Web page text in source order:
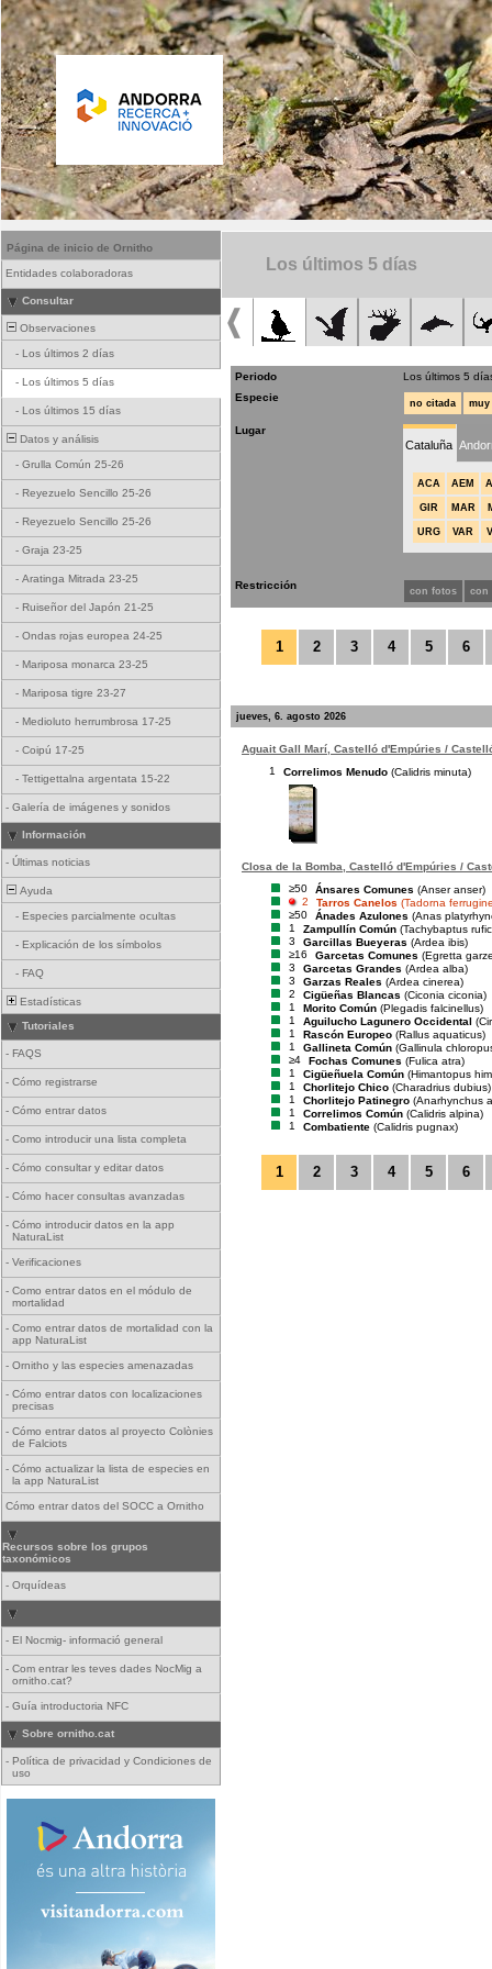
Página de inicio de Ornitho
Entidades colaboradoras
Consultar
Observaciones
- Los últimos 2 días
- Los últimos 5 días
- Los últimos 15 días
Datos y análisis
- Grulla Común 25-26
- Reyezuelo Sencillo 25-26
- Reyezuelo Sencillo 25-26
- Graja 23-25
- Aratinga Mitrada 23-25
- Ruiseñor del Japón 21-25
- Ondas rojas europea 24-25
- Mariposa monarca 23-25
- Mariposa tigre 23-27
- Medioluto herrumbrosa 17-25
- Coipú 17-25
- Tettigettalna argentata 15-22
- Galería de imágenes y sonidos
Información
- Últimas noticias
Ayuda
- Especies parcialmente ocultas
- Explicación de los símbolos
- FAQ
Estadísticas
Tutoriales
- FAQS
- Cómo registrarse
- Cómo entrar datos
- Como introducir una lista completa
- Cómo consultar y editar datos
- Cómo hacer consultas avanzadas
- Cómo introducir datos en la app
NaturaList
- Verificaciones
- Como entrar datos en el módulo de
mortalidad
- Como entrar datos de mortalidad con la
app NaturaList
- Ornitho y las especies amenazadas
- Cómo entrar datos con localizaciones
precisas
- Cómo entrar datos al proyecto Colònies
de Falciots
- Cómo actualizar la lista de especies en
la app NaturaList
Cómo entrar datos del SOCC a Ornitho
Recursos sobre los grupos
taxonómicos
- Orquídeas
- El Nocmig- informació general
- Com entrar les teves dades NocMig a
ornitho.cat?
- Guía introductoria NFC
Sobre ornitho.cat
- Política de privacidad y Condiciones de
uso
Los últimos 5 días
Periodo
Los últimos 5
Especie
no citada muy
Lugar
Cataluña
ACA AEM
GIR MAR
URG VAR
Restricción con fotos con
1 2 3 4 5 6
jueves, 6. agosto 2026
Aguait Gall Marí, Castelló d'Empúries /
1
Correlimos Menudo (Calidris minuta)
Closa de la Bomba, Castelló d'Empúries /
≥50
Ánsares Comunes (Anser anser)
2
Tarros Canelos (Tadorna
≥50
Ánades Azulones (Anas
1
Zampullín Común (Tachybaptus
3
Garcillas Bueyeras (Ardea ibis)
≥16
Garcetas Comunes (Egretta
3
Garcetas Grandes (Ardea alba)
3
Garzas Reales (Ardea cinerea)
2
Cigüeñas Blancas (Ciconia ciconia)
1
Morito Común (Plegadis falcinellus)
1
Aguilucho Lagunero Occidental
1
Rascón Europeo (Rallus aquaticus)
1
Gallineta Común (Gallinula
≥4
Fochas Comunes (Fulica atra)
1
Cigüeñuela Común (Himantopus
1
Chorlitejo Chico (Charadrius dubius)
1
Chorlitejo Patinegro (Anarhynchus
1
Correlimos Común (Calidris alpina)
1
Combatiente (Calidris pugnax)
1 2 3 4 5 6